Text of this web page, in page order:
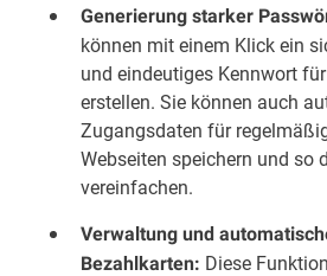
Generierung starker
können mit einem Klick ein
und eindeutiges Kennwort
erstellen. Sie können auch
Zugangsdaten für
Webseiten speichern und so
vereinfachen.
Verwaltung und
Bezahlkarten: Diese